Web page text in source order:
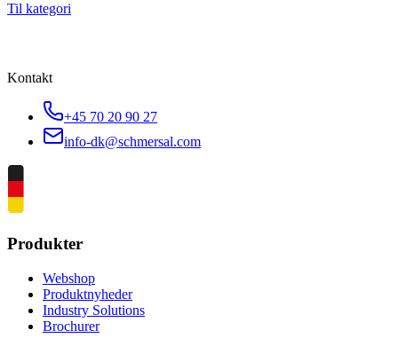
Til kategori
Kontakt
+45 70 20 90 27
info-dk@schmersal.com
Produkter
Webshop
Produktnyheder
Industry Solutions
Brochurer